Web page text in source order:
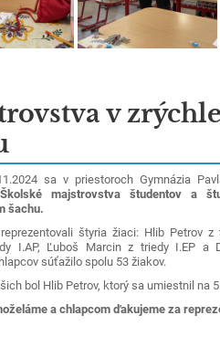
v
sa v priestoroch Gymnázia
Školské majstrovstva študentov a
šachu.
štyria žiaci: Hlib Petrov z
I.AP, Ľuboš Marcin z triedy I.EP a
súťažilo spolu 53 žiakov.
bol Hlib Petrov, ktorý sa umiestnil na
a chlapcom ďakujeme za